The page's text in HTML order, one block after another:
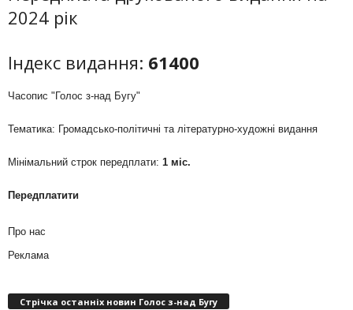
2024 рік
Індекс видання: 61400
Часопис "Голос з-над Бугу"
Тематика: Громадсько-політичні та літературно-художні видання
Мінімальний строк передплати: 1 міс.
Передплатити
Про нас
Реклама
Стрічка останніх новин Голос з-над Бугу